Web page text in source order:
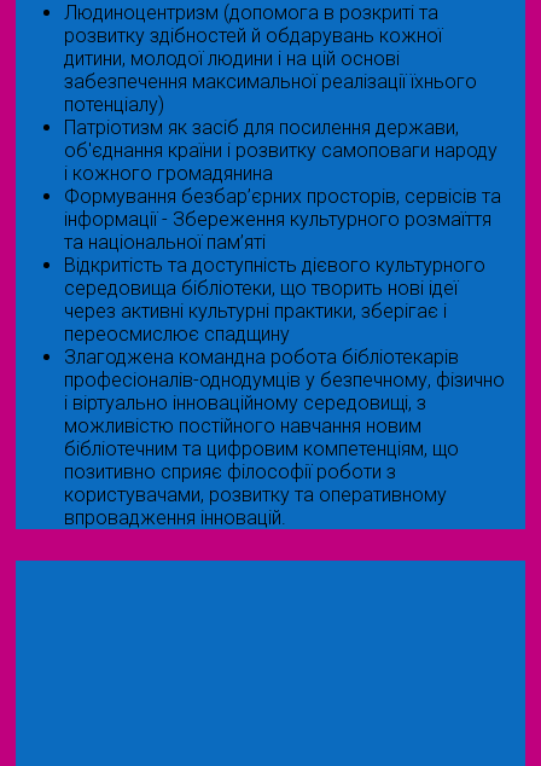
Людиноцентризм (допомога в розкриті та
розвитку здібностей й обдарувань кожної
дитини, молодої людини і на цій основі
забезпечення максимальної реалізації їхнього
потенціалу)
Патріотизм як засіб для посилення держави,
об'єднання країни і розвитку самоповаги народу
і кожного громадянина
Формування безбар’єрних просторів, сервісів та
інформації - Збереження культурного розмаїття
та національної пам’яті
Відкритість та доступність дієвого культурного
середовища бібліотеки, що творить нові ідеї
через активні культурні практики, зберігає і
переосмислює спадщину
Злагоджена командна робота бібліотекарів
професіоналів-однодумців у безпечному, фізично
і віртуально інноваційному середовищі, з
можливістю постійного навчання новим
бібліотечним та цифровим компетенціям, що
позитивно сприяє філософії роботи з
користувачами, розвитку та оперативному
впровадження інновацій.